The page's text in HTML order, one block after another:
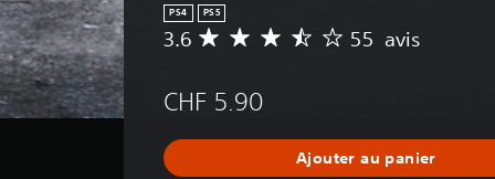
PS4 PS5
M
e
n
e
3.6 55 avis
CHF 5.90
Ajouter au panier